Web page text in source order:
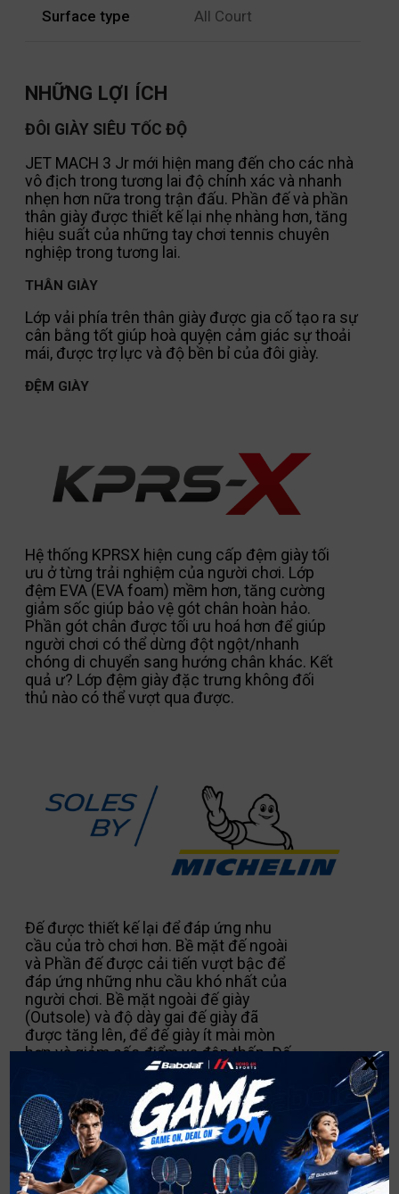
Surface type All Court
NHỮNG LỢI ÍCH
ĐÔI GIÀY SIÊU TỐC ĐỘ
JET MACH 3 Jr mới hiện mang đến cho các nhà
vô địch trong tương lai độ chính xác và nhanh
nhẹn hơn nữa trong trận đấu. Phần đế và phần
thân giày được thiết kế lại nhẹ nhàng hơn, tăng
hiệu suất của những tay chơi tennis chuyên
nghiệp trong tương lai.
THÂN GIÀY
Lớp vải phía trên thân giày được gia cố tạo ra sự
cân bằng tốt giúp hoà quyện cảm giác sự thoải
mái, được trợ lực và độ bền bỉ của đôi giày.
ĐỆM GIÀY
Hệ thống KPRSX hiện cung cấp đệm giày tối
ưu ở từng trải nghiệm của người chơi. Lớp
đệm EVA (EVA foam) mềm hơn, tăng cường
giảm sốc giúp bảo vệ gót chân hoàn hảo.
Phần gót chân được tối ưu hoá hơn để giúp
người chơi có thể dừng đột ngột/nhanh
chóng di chuyển sang hướng chân khác. Kết
quả ư? Lớp đệm giày đặc trưng không đối
thủ nào có thể vượt qua được.
Đế được thiết kế lại để đáp ứng nhu
cầu của trò chơi hơn. Bề mặt đế ngoài
và Phần đế được cải tiến vượt bậc để
đáp ứng những nhu cầu khó nhất của
người chơi. Bề mặt ngoài đế giày
(Outsole) và độ dày gai đế giày đã
được tăng lên, để đế giày ít mài mòn
hơn và giảm sốc điểm va đập thấp. Đế
giày JET MACH 3 JR vẫn được sản
xuất theo công nghệ Michelin
Premium DIN 35 để có độ bền cao hơn
và ít hao mòn dành cho các chuyển
động mạnh mẽ trong môn tennis.
x